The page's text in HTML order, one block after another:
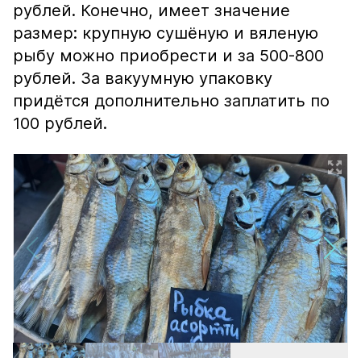
рублей. Конечно, имеет значение
размер: крупную сушёную и вяленую
рыбу можно приобрести и за 500-800
рублей. За вакуумную упаковку
придётся дополнительно заплатить по
100 рублей.